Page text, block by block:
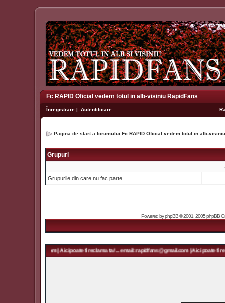
Fc RAPID Oficial vedem totul in alb-visiniu RapidFans
Înregistrare | Autentificare
Pagina de start a forumului Fc RAPID Oficial vedem totul in alb-
Grupuri
Grupurile din care nu fac parte
Powered byphpBB© 2001, 2005 phpBB
| Aici poate fi reclama ta! ... email: rapidfans@gmail.com | Aici poate fi